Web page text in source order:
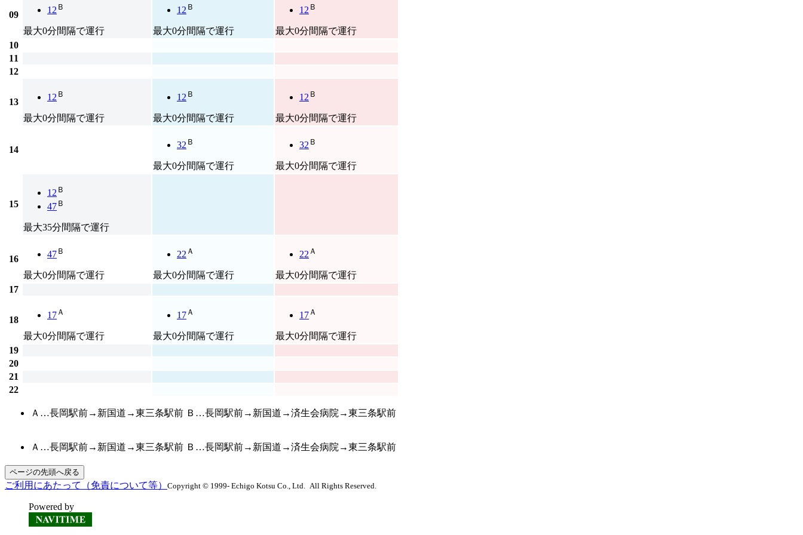
09 12 Ｂ
最大0分間隔で運行
12 Ｂ
最大0分間隔で運行
12 Ｂ
最大0分間隔で運行
10
11
12
13 12 Ｂ
最大0分間隔で運行
12 Ｂ
最大0分間隔で運行
12 Ｂ
最大0分間隔で運行
14 32 Ｂ
最大0分間隔で運行
32 Ｂ
最大0分間隔で運行
15
12 Ｂ
47 Ｂ
最大35分間隔で運行
16 47 Ｂ
最大0分間隔で運行
22 Ａ
最大0分間隔で運行
22 Ａ
最大0分間隔で運行
17
18 17 Ａ
最大0分間隔で運行
17 Ａ
最大0分間隔で運行
17 Ａ
最大0分間隔で運行
19
20
21
22
Ａ…長岡駅前→新国道→東三条駅前 Ｂ…長岡駅前→新国道→済生会病院→東三条駅前
Ａ…長岡駅前→新国道→東三条駅前 Ｂ…長岡駅前→新国道→済生会病院→東三条駅前
ページの先頭へ戻る
ご利用にあたって（免責について等） Copyright © 1999- Echigo Kotsu Co., Ltd. All Rights Reserved.
Powered by